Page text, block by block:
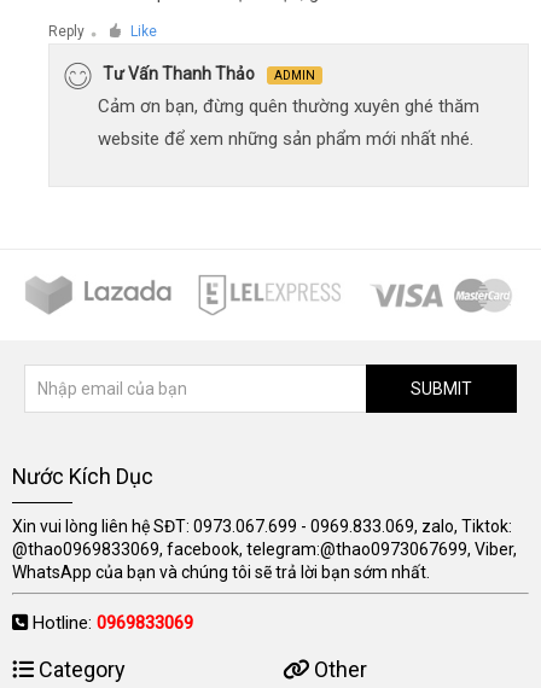
Reply ● Like
Tư Vấn Thanh Thảo ADMIN
Cảm ơn bạn, đừng quên thường xuyên ghé thăm
website để xem những sản phẩm mới nhất nhé.
SUBMIT
Nước Kích Dục
Xin vui lòng liên hệ SĐT: 0973.067.699 - 0969.833.069, zalo, Tiktok:
@thao0969833069, facebook, telegram:@thao0973067699, Viber,
WhatsApp của bạn và chúng tôi sẽ trả lời bạn sớm nhất.
Hotline: 0969833069
Category Other